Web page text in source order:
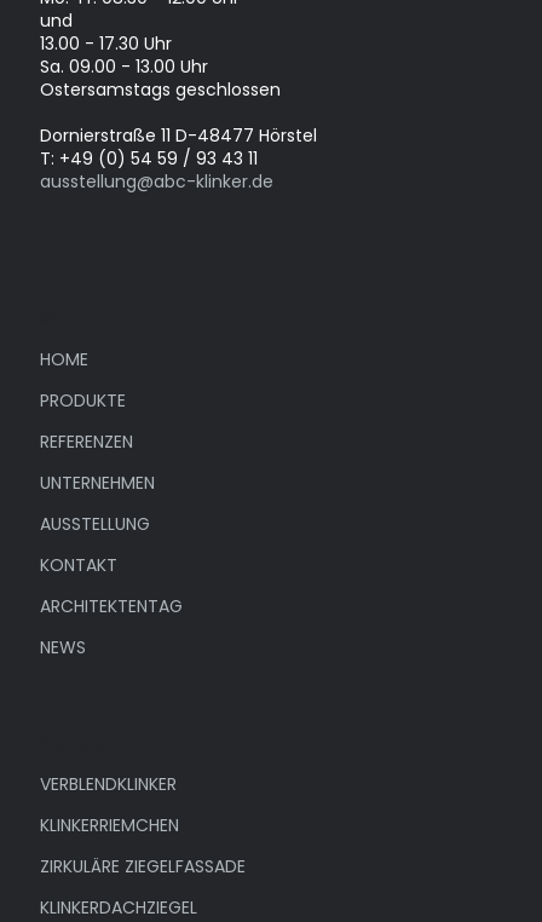
und
13.00 - 17.30 Uhr
Sa. 09.00 - 13.00 Uhr
Ostersamstags geschlossen
Dornierstraße 11 D-48477 Hörstel
T: +49 (0) 54 59 / 93 43 11
ausstellung@abc-klinker.de
HOME
PRODUKTE
REFERENZEN
UNTERNEHMEN
AUSSTELLUNG
KONTAKT
ARCHITEKTENTAG
NEWS
VERBLENDKLINKER
KLINKERRIEMCHEN
ZIRKULÄRE ZIEGELFASSADE
KLINKERDACHZIEGEL